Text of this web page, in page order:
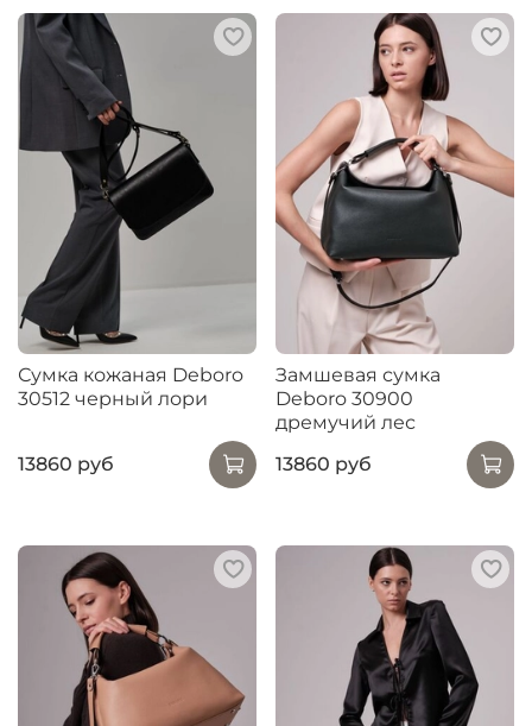
Сумка кожаная Deboro
30512 черный лори
13860 руб
Замшевая сумка
Deboro 30900
дремучий лес
13860 руб